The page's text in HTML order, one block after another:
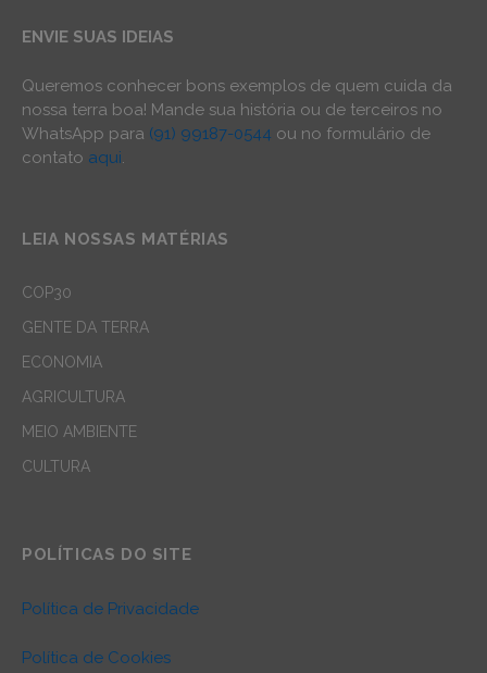
ENVIE SUAS IDEIAS
Queremos conhecer bons exemplos de quem cuida da
nossa terra boa! Mande sua história ou de terceiros no
WhatsApp para (91) 99187-0544 ou no formulário de
contato aqui.
LEIA NOSSAS MATÉRIAS
COP30
GENTE DA TERRA
ECONOMIA
AGRICULTURA
MEIO AMBIENTE
CULTURA
POLÍTICAS DO SITE
Política de Privacidade
Política de Cookies